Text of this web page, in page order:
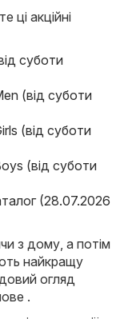
ці акційні
суботи
(від суботи
(від суботи
(від суботи
(28.07.2026
з дому, а потім
найкращу
огляд
.